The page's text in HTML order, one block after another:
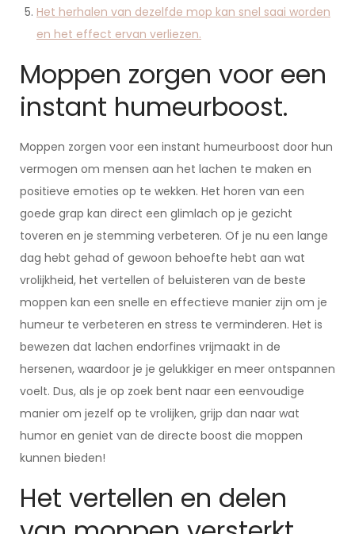
Het herhalen van dezelfde mop kan snel saai worden
en het effect ervan verliezen.
Moppen zorgen voor een
instant humeurboost.
Moppen zorgen voor een instant humeurboost door hun
vermogen om mensen aan het lachen te maken en
positieve emoties op te wekken. Het horen van een
goede grap kan direct een glimlach op je gezicht
toveren en je stemming verbeteren. Of je nu een lange
dag hebt gehad of gewoon behoefte hebt aan wat
vrolijkheid, het vertellen of beluisteren van de beste
moppen kan een snelle en effectieve manier zijn om je
humeur te verbeteren en stress te verminderen. Het is
bewezen dat lachen endorfines vrijmaakt in de
hersenen, waardoor je je gelukkiger en meer ontspannen
voelt. Dus, als je op zoek bent naar een eenvoudige
manier om jezelf op te vrolijken, grijp dan naar wat
humor en geniet van de directe boost die moppen
kunnen bieden!
Het vertellen en delen